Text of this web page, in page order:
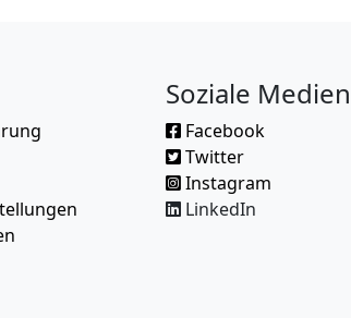
Soziale Medien
Facebook
Twitter
Instagram
LinkedIn